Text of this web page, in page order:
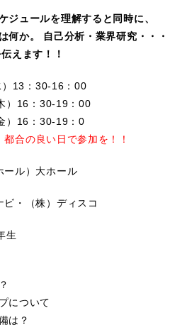
ジュールを理解すると同時に、
何か。 自己分析・業界研究・・・
えます！！
13：30-16：00
：30-19：00
：30-19：0
合の良い日で参加を！！
ール）大ホール
・（株）ディスコ
生
について
は？